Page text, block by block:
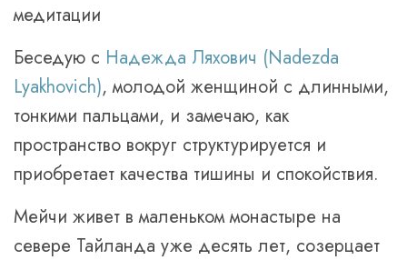
медитации
Беседую с Надежда Ляхович (Nadezda
Lyakhovich), молодой женщиной с длинными,
тонкими пальцами, и замечаю, как
пространство вокруг структурируется и
приобретает качества тишины и спокойствия.
Мейчи живет в маленьком монастыре на
севере Тайланда уже десять лет, созерцает